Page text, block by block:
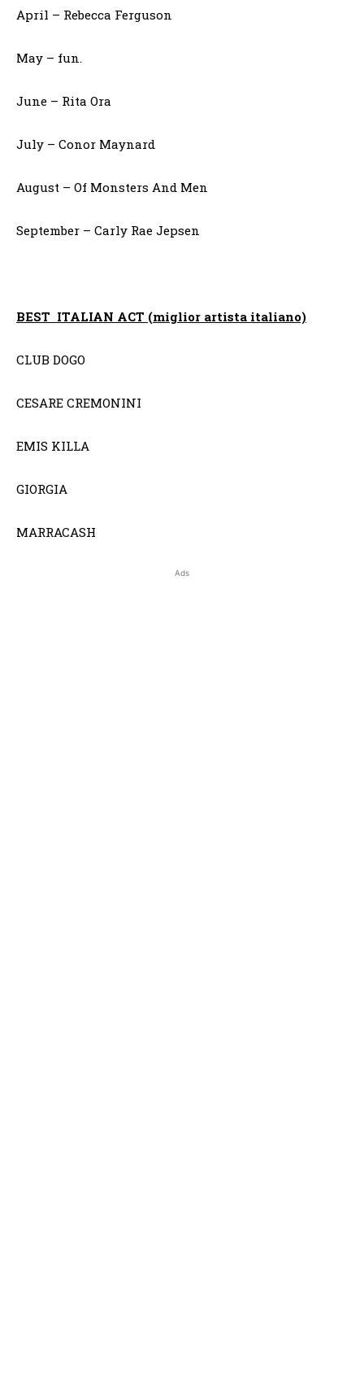
April – Rebecca Ferguson
May – fun.
June – Rita Ora
July – Conor Maynard
August – Of Monsters And Men
September – Carly Rae Jepsen
BEST ITALIAN ACT (miglior artista italiano)
CLUB DOGO
CESARE CREMONINI
EMIS KILLA
GIORGIA
MARRACASH
Ads